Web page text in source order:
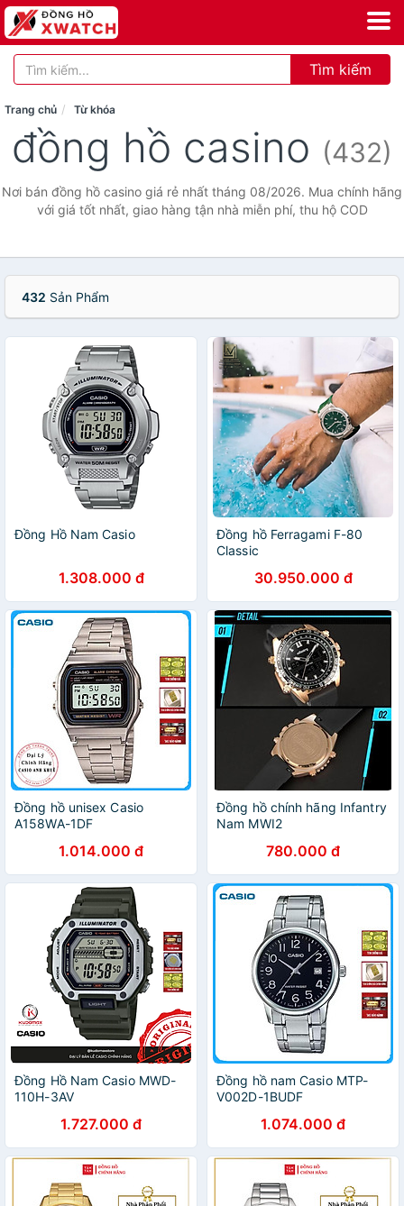
Tìm kiếm
Trang chủ Từ khóa
đồng hồ casino (432)
Nơi bán đồng hồ casino giá rẻ nhất tháng 08/2026. Mua chính hãng
với giá tốt nhất, giao hàng tận nhà miễn phí, thu hộ COD
432 Sản Phẩm
Đồng Hồ Nam Casio
1.308.000 đ
Đồng hồ Ferragami F-80
Classic
30.950.000 đ
Đồng hồ unisex Casio
A158WA-1DF
1.014.000 đ
Đồng hồ chính hãng Infantry
Nam MWI2
780.000 đ
Đồng Hồ Nam Casio MWD-
110H-3AV
1.727.000 đ
Đồng hồ nam Casio MTP-
V002D-1BUDF
1.074.000 đ